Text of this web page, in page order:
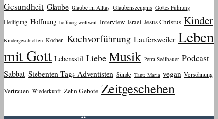
Gesundheit Glaube Glaube im Alltag Glaubenszeugnis Gottes Führung
Heiligung Hoffnung hoffnung weltweit Interview Israel Jesus Christus Kinder
Kindergeschichten Kochen Kochvorführung Laufersweiler Leben
mit Gott Lebensstil Liebe Musik Petra Sedlbauer Podcast
Sabbat Siebenten-Tags-Adventisten Sünde Tante Maria vegan Versöhnung
Vertrauen Wiederkunft Zehn Gebote Zeitgeschehen